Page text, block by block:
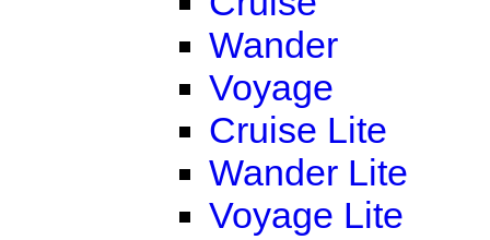
Wander
Voyage
Cruise Lite
Wander Lite
Voyage Lite